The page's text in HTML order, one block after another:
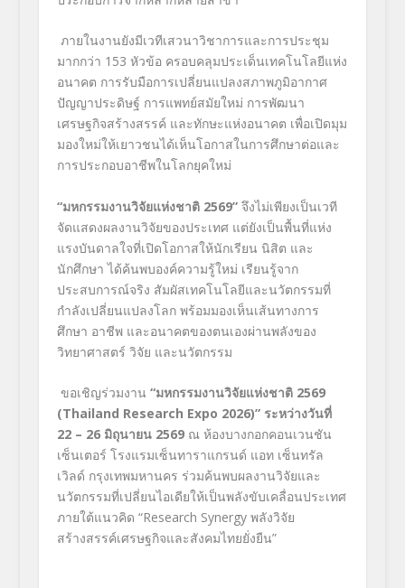
ภายในงานยังมีเวทีเสวนาวิชาการและการประชุม
มากกว่า 153 หัวข้อ ครอบคลุมประเด็นเทคโนโลยีแห่ง
อนาคต การรับมือการเปลี่ยนแปลงสภาพภูมิอากาศ
ปัญญาประดิษฐ์ การแพทย์สมัยใหม่ การพัฒนา
เศรษฐกิจสร้างสรรค์ และทักษะแห่งอนาคต เพื่อเปิดมุม
มองใหม่ให้เยาวชนได้เห็นโอกาสในการศึกษาต่อและ
การประกอบอาชีพในโลกยุคใหม่
“มหกรรมงานวิจัยแห่งชาติ 2569” จึงไม่เพียงเป็นเวที
จัดแสดงผลงานวิจัยของประเทศ แต่ยังเป็นพื้นที่แห่ง
แรงบันดาลใจที่เปิดโอกาสให้นักเรียน นิสิต และ
นักศึกษา ได้ค้นพบองค์ความรู้ใหม่ เรียนรู้จาก
ประสบการณ์จริง สัมผัสเทคโนโลยีและนวัตกรรมที่
กำลังเปลี่ยนแปลงโลก พร้อมมองเห็นเส้นทางการ
ศึกษา อาชีพ และอนาคตของตนเองผ่านพลังของ
วิทยาศาสตร์ วิจัย และนวัตกรรม
ขอเชิญร่วมงาน “มหกรรมงานวิจัยแห่งชาติ 2569
(Thailand Research Expo 2026)” ระหว่างวันที่
22 – 26 มิถุนายน 2569ณ ห้องบางกอกคอนเวนชัน
เซ็นเตอร์ โรงแรมเซ็นทาราแกรนด์ แอท เซ็นทรัล
เวิลด์ กรุงเทพมหานคร ร่วมค้นพบผลงานวิจัยและ
นวัตกรรมที่เปลี่ยนไอเดียให้เป็นพลังขับเคลื่อนประเทศ
ภายใต้แนวคิด “Research Synergy พลังวิจัย
สร้างสรรค์เศรษฐกิจและสังคมไทยยั่งยืน”